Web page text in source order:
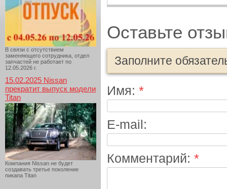
В связи с отсутствием
заменяющего сотрудника, отдел
запчастей не работает по
12.05.2026 г.
15.02.2025 Nissan
прекратит выпуск модели
Titan
Компания Nissan не будет
создавать третье поколение
пикапа Titan
Оставьте
Заполните
Имя: *
E-mail:
Комментарий: *